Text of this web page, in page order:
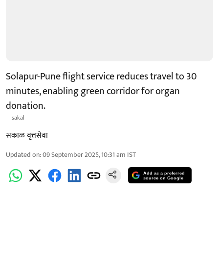
Solapur-Pune flight service reduces travel to 30
minutes, enabling green corridor for organ
donation.
sakal
सकाळ वृत्तसेवा
Updated on:09 September 2025, 10:31 am IST
Add as a preferred
source on Google